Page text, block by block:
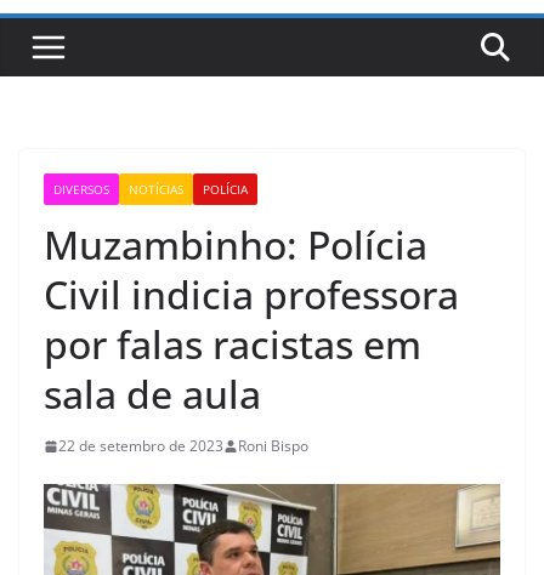
DIVERSOS NOTÍCIAS POLÍCIA
Muzambinho: Polícia
Civil indicia professora
por falas racistas em
sala de aula
22 de setembro de 2023 Roni Bispo